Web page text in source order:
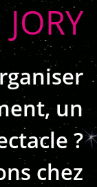
JORY
un
?
chez